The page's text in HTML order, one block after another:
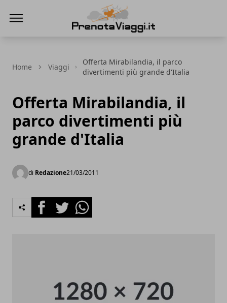
Home Viaggi
Offerta Mirabilandia, il parco
divertimenti più grande d'Italia
Offerta Mirabilandia, il
parco divertimenti più
grande d'Italia
di Redazione21/03/2011
FacebookTwitterWhatsapp